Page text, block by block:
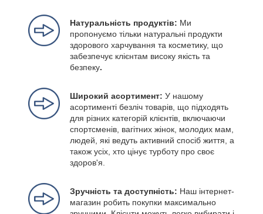
Натуральність продуктів: Ми
пропонуємо тільки натуральні продукти
здорового харчування та косметику, що
забезпечує клієнтам високу якість та
безпеку.
Широкий асортимент: У нашому
асортименті безліч товарів, що підходять
для різних категорій клієнтів, включаючи
спортсменів, вагітних жінок, молодих мам,
людей, які ведуть активний спосіб життя, а
також усіх, хто цінує турботу про своє
здоров'я.
Зручність та доступність: Наш інтернет-
магазин робить покупки максимально